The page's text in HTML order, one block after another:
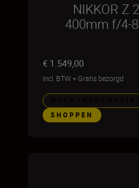
NIKKOR Z
400mm f/4-
€ 1.549,00
incl. BTW + Gratis bezorgd
SHOPPEN